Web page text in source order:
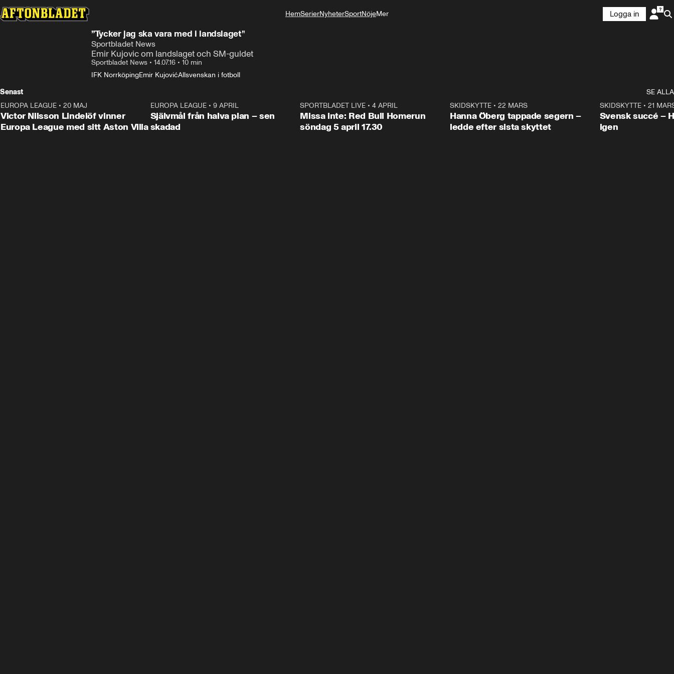
HemSerierNyheterSportNöjeMer
Logga in
”Tycker jag ska vara med i landslaget”
Sportbladet News
Emir Kujovic om landslaget och SM-guldet
Sportbladet News • 14.07.16 • 10 min
IFK NorrköpingEmir KujovićAllsvenskan i fotboll
Senast
SE ALLA
EUROPA LEAGUE • 20 MAJ
Victor Nilsson Lindelöf vinner
Europa League med sitt Aston Villa
1:03
EUROPA LEAGUE• 9 APRIL
Självmål från halva plan – sen
skadad
SPORTBLADET LIVE •4 APRIL
Missa inte: Red Bull Homerun
söndag 5 april 17.30
SKIDSKYTTE• 22 MARS
Hanna Öberg tappade segern –
ledde efter sista skyttet
SKIDSKYTTE• 21
Svensk succé –
igen